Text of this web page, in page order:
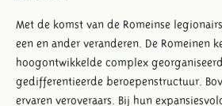
Met de komst van de Romeinse
een en ander veranderen. De Romeinen
hoogontwikkelde complex
gedifferentieerde beroepenstructuur.
ervaren veroveraars. Bij hun